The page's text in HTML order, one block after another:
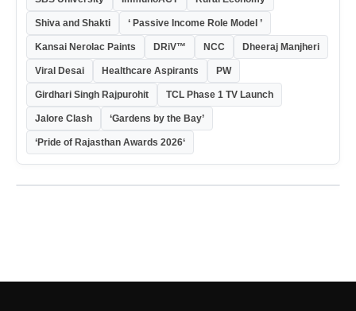
Shiva and Shakti ‘ Passive Income Role Model ’
Kansai Nerolac Paints DRiV™ NCC Dheeraj Manjheri
Viral Desai Healthcare Aspirants PW
Girdhari Singh Rajpurohit TCL Phase 1 TV Launch
Jalore Clash ‘Gardens by the Bay’
‘Pride of Rajasthan Awards 2026‘